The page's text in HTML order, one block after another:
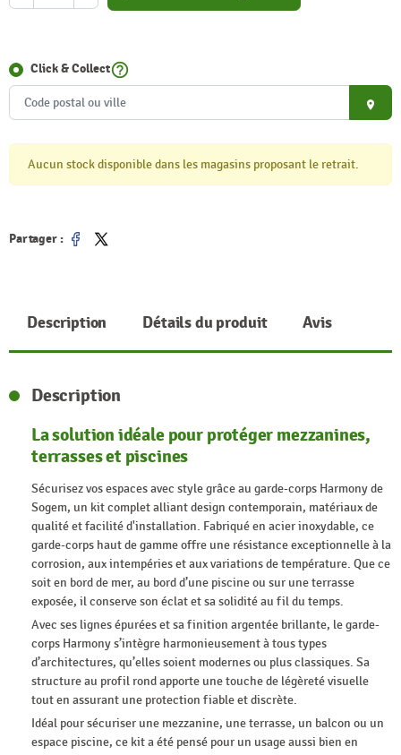
Click & Collecthelp_outline
place
Aucun stock disponible dans les magasins proposant le retrait.
Partager :
Partager
Tweet
Description Détails du produit Avis
Description
La solution idéale pour protéger mezzanines,
terrasses et piscines
Sécurisez vos espaces avec style grâce au garde-corps Harmony de
Sogem, un kit complet alliant design contemporain, matériaux de
qualité et facilité d'installation. Fabriqué en acier inoxydable, ce
garde-corps haut de gamme offre une résistance exceptionnelle à la
corrosion, aux intempéries et aux variations de température. Que ce
soit en bord de mer, au bord d’une piscine ou sur une terrasse
exposée, il conserve son éclat et sa solidité au fil du temps.
Avec ses lignes épurées et sa finition argentée brillante, le garde-
corps Harmony s’intègre harmonieusement à tous types
d’architectures, qu’elles soient modernes ou plus classiques. Sa
structure au profil rond apporte une touche de légèreté visuelle
tout en assurant une protection fiable et discrète.
Idéal pour sécuriser une mezzanine, une terrasse, un balcon ou un
espace piscine, ce kit a été pensé pour un usage aussi bien en